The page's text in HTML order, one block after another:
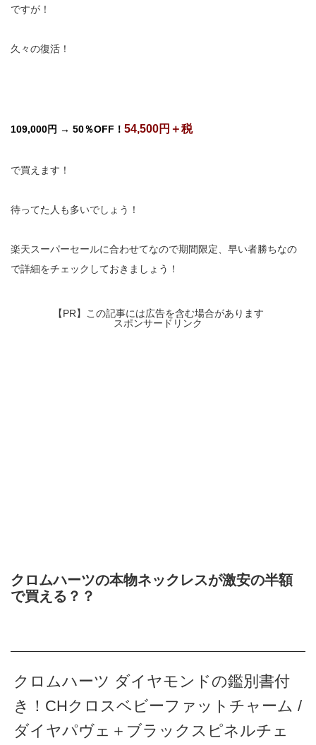
ですが！
久々の復活！
109,000円 → 50％OFF！ 54,500円＋税
で買えます！
待ってた人も多いでしょう！
楽天スーパーセールに合わせてなので期間限定、早い者勝ちなの
で詳細をチェックしておきましょう！
【PR】この記事には広告を含む場合があります
スポンサードリンク
クロムハーツの本物ネックレスが激安の半額
で買える？？
クロムハーツ ダイヤモンドの鑑別書付
き！CHクロスベビーファットチャーム /
ダイヤパヴェ＋ブラックスピネルチェ